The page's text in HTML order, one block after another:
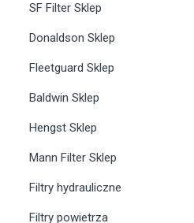
SF Filter Sklep
Donaldson Sklep
Fleetguard Sklep
Baldwin Sklep
Hengst Sklep
Mann Filter Sklep
Filtry hydrauliczne
Filtry powietrza